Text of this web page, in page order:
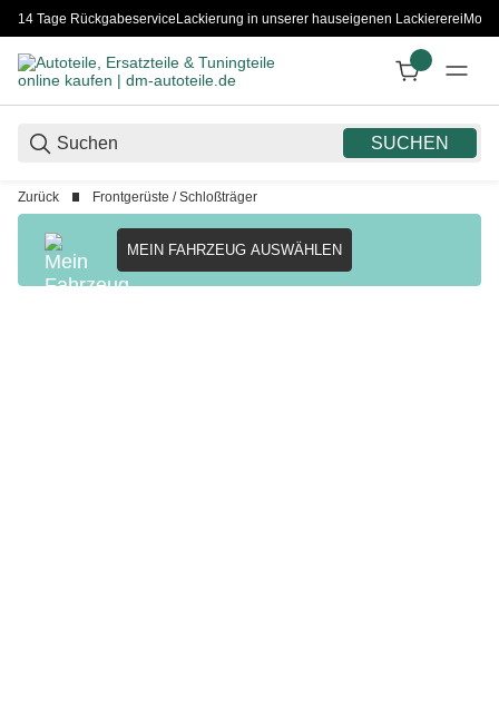
14 Tage RückgabeserviceLackierung in unserer hauseigenen Lackiererei
SUCHEN
Zurück Frontgerüste / Schloßträger
MEIN FAHRZEUG AUSWÄHLEN